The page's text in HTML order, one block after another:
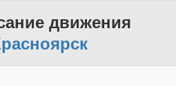
движения